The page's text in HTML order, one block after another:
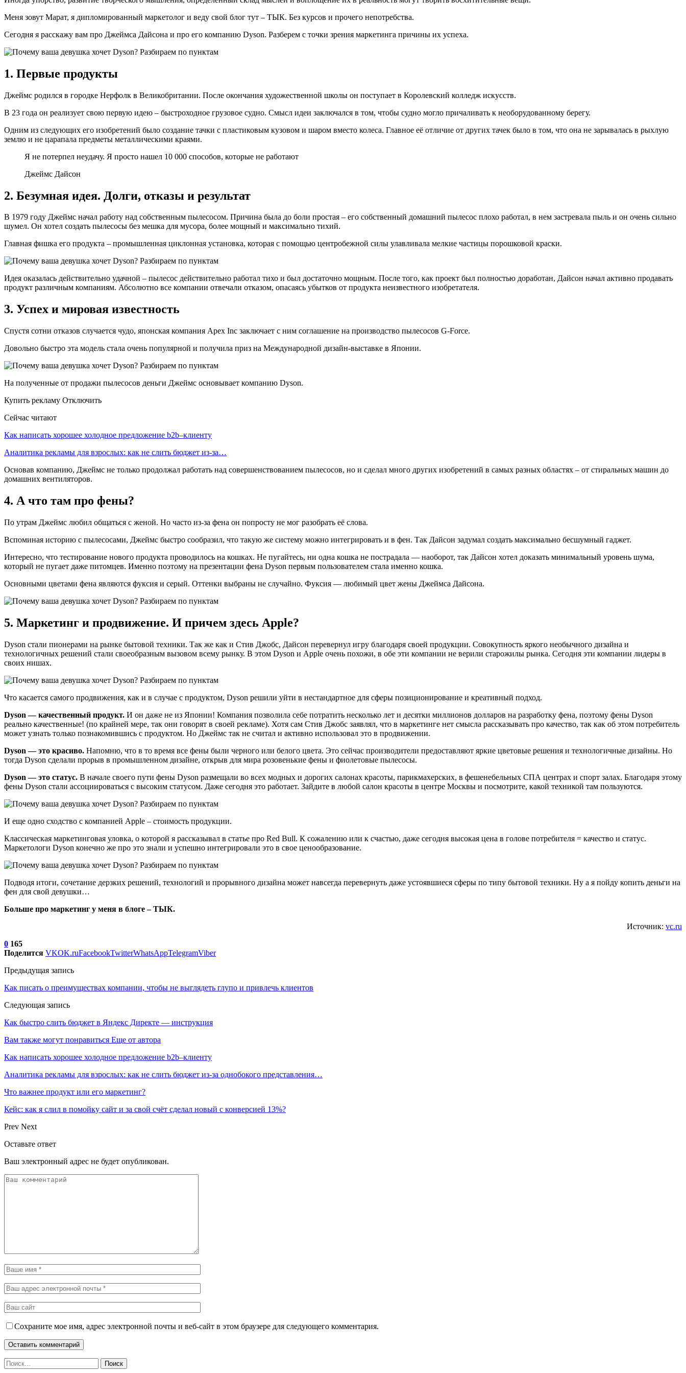
Меня зовут Марат, я дипломированный маркетолог и веду свой блог тут – ТЫК. Без курсов и прочего непотребства.
Сегодня я расскажу вам про Джеймса Дайсона и про его компанию Dyson. Разберем с точки зрения маркетинга причины их успеха.
1. Первые продукты
Джеймс родился в городке Нерфолк в Великобритании. После окончания художественной школы он поступает в Королевский колледж искусств.
В 23 года он реализует свою первую идею – быстроходное грузовое судно. Смысл идеи заключался в том, чтобы судно могло причаливать к необорудованному берегу.
Одним из следующих его изобретений было создание тачки с пластиковым кузовом и шаром вместо колеса. Главное её отличие от других тачек было в том, что она не зарывалась в рыхлую
землю и не царапала предметы металлическими краями.
Я не потерпел неудачу. Я просто нашел 10 000 способов, которые не работают
Джеймс Дайсон
2. Безумная идея. Долги, отказы и результат
В 1979 году Джеймс начал работу над собственным пылесосом. Причина была до боли простая – его собственный домашний пылесос плохо работал, в нем застревала пыль и он очень сильно
шумел. Он хотел создать пылесосы без мешка для мусора, более мощный и максимально тихий.
Главная фишка его продукта – промышленная циклонная установка, которая с помощью центробежной силы улавливала мелкие частицы порошковой краски.
Идея оказалась действительно удачной – пылесос действительно работал тихо и был достаточно мощным. После того, как проект был полностью доработан, Дайсон начал активно продавать
продукт различным компаниям. Абсолютно все компании отвечали отказом, опасаясь убытков от продукта неизвестного изобретателя.
3. Успех и мировая известность
Спустя сотни отказов случается чудо, японская компания Apex Inc заключает с ним соглашение на производство пылесосов G-Force.
Довольно быстро эта модель стала очень популярной и получила приз на Международной дизайн-выставке в Японии.
На полученные от продажи пылесосов деньги Джеймс основывает компанию Dyson.
Купить рекламу Отключить
Сейчас читают
Как написать хорошее холодное предложение b2b–клиенту
Аналитика рекламы для взрослых: как не слить бюджет из-за…
Основав компанию, Джеймс не только продолжал работать над совершенствованием пылесосов, но и сделал много других изобретений в самых разных областях – от стиральных машин до
домашних вентиляторов.
4. А что там про фены?
По утрам Джеймс любил общаться с женой. Но часто из-за фена он попросту не мог разобрать её слова.
Вспоминая историю с пылесосами, Джеймс быстро сообразил, что такую же систему можно интегрировать и в фен. Так Дайсон задумал создать максимально бесшумный гаджет.
Интересно, что тестирование нового продукта проводилось на кошках. Не пугайтесь, ни одна кошка не пострадала — наоборот, так Дайсон хотел доказать минимальный уровень шума,
который не пугает даже питомцев. Именно поэтому на презентации фена Dyson первым пользователем стала именно кошка.
Основными цветами фена являются фуксия и серый. Оттенки выбраны не случайно. Фуксия — любимый цвет жены Джеймса Дайсона.
5. Маркетинг и продвижение. И причем здесь Apple?
Dyson стали пионерами на рынке бытовой техники. Так же как и Стив Джобс, Дайсон перевернул игру благодаря своей продукции. Совокупность яркого необычного дизайна и
технологичных решений стали своеобразным вызовом всему рынку. В этом Dyson и Apple очень похожи, в обе эти компании не верили старожилы рынка. Сегодня эти компании лидеры в
своих нишах.
Что касается самого продвижения, как и в случае с продуктом, Dyson решили уйти в нестандартное для сферы позиционирование и креативный подход.
Dyson — качественный продукт. И он даже не из Японии! Компания позволила себе потратить несколько лет и десятки миллионов долларов на разработку фена, поэтому фены Dyson
реально качественные! (по крайней мере, так они говорят в своей рекламе). Хотя сам Стив Джобс заявлял, что в маркетинге нет смысла рассказывать про качество, так как об этом потребитель
может узнать только познакомившись с продуктом. Но Джеймс так не считал и активно использовал это в продвижении.
Dyson — это красиво. Напомню, что в то время все фены были черного или белого цвета. Это сейчас производители предоставляют яркие цветовые решения и технологичные дизайны. Но
тогда Dyson сделали прорыв в промышленном дизайне, открыв для мира розовенькие фены и фиолетовые пылесосы.
Dyson — это статус. В начале своего пути фены Dyson размещали во всех модных и дорогих салонах красоты, парикмахерских, в фешенебельных СПА центрах и спорт залах. Благодаря этому
фены Dyson стали ассоциироваться с высоким статусом. Даже сегодня это работает. Зайдите в любой салон красоты в центре Москвы и посмотрите, какой техникой там пользуются.
И еще одно сходство с компанией Apple – стоимость продукции.
Классическая маркетинговая уловка, о которой я рассказывал в статье про Red Bull. К сожалению или к счастью, даже сегодня высокая цена в голове потребителя = качество и статус.
Маркетологи Dyson конечно же про это знали и успешно интегрировали это в свое ценообразование.
Подводя итоги, сочетание дерзких решений, технологий и прорывного дизайна может навсегда перевернуть даже устоявшиеся сферы по типу бытовой техники. Ну а я пойду копить деньги на
фен для свой девушки…
Больше про маркетинг у меня в блоге – ТЫК.
Источник: vc.ru
0 165
Поделится VKOK.ruFacebookTwitterWhatsAppTelegramViber
Предыдущая запись
Как писать о преимуществах компании, чтобы не выглядеть глупо и привлечь клиентов
Следующая запись
Как быстро слить бюджет в Яндекс Директе — инструкция
Вам также могут понравиться Еще от автора
Как написать хорошее холодное предложение b2b–клиенту
Аналитика рекламы для взрослых: как не слить бюджет из-за однобокого представления…
Что важнее продукт или его маркетинг?
Кейс: как я слил в помойку сайт и за свой счёт сделал новый с конверсией 13%?
Prev Next
Оставьте ответ
Ваш электронный адрес не будет опубликован.
Сохраните мое имя, адрес электронной почты и веб-сайт в этом браузере для следующего комментария.